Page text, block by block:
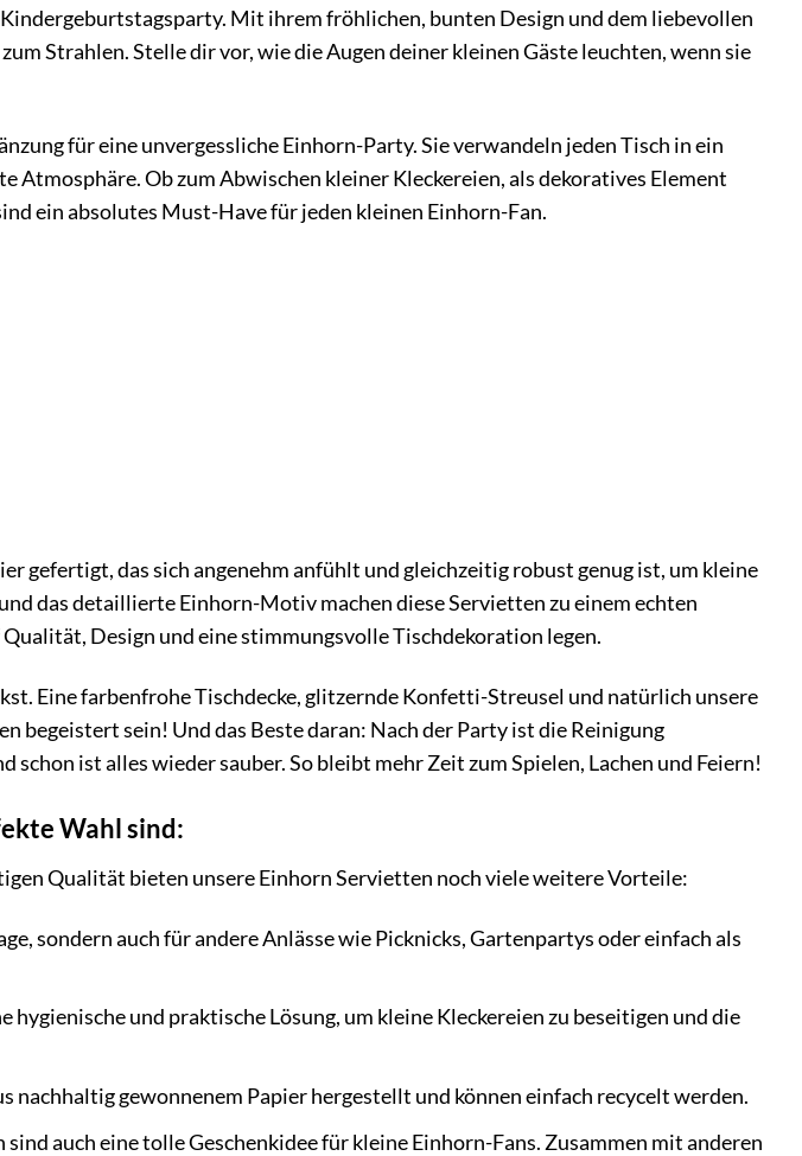
Mit ihrem fröhlichen, bunten Design und dem liebevollen
Strahlen. Stelle dir vor, wie die Augen deiner kleinen Gäste leuchten, wenn sie
für eine unvergessliche Einhorn-Party. Sie verwandeln jeden Tisch in ein
Atmosphäre. Ob zum Abwischen kleiner Kleckereien, als dekoratives Element
ein absolutes Must-Have für jeden kleinen Einhorn-Fan.
gefertigt, das sich angenehm anfühlt und gleichzeitig robust genug ist, um kleine
das detaillierte Einhorn-Motiv machen diese Servietten zu einem echten
Design und eine stimmungsvolle Tischdekoration legen.
Eine farbenfrohe Tischdecke, glitzernde Konfetti-Streusel und natürlich unsere
begeistert sein! Und das Beste daran: Nach der Party ist die Reinigung
ist alles wieder sauber. So bleibt mehr Zeit zum Spielen, Lachen und Feiern!
Wahl sind:
Qualität bieten unsere Einhorn Servietten noch viele weitere Vorteile:
sondern auch für andere Anlässe wie Picknicks, Gartenpartys oder einfach als
hygienische und praktische Lösung, um kleine Kleckereien zu beseitigen und die
nachhaltig gewonnenem Papier hergestellt und können einfach recycelt werden.
auch eine tolle Geschenkidee für kleine Einhorn-Fans. Zusammen mit anderen